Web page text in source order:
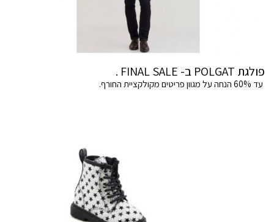
פולגת POLGAT ב- FINAL SALE .
עד 60% הנחה על מגוון פריטים מקולקציית החורף.